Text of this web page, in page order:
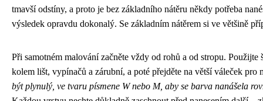
tmavší odstíny, a proto je bez základního nátěru někdy potřeba
výsledek opravdu dokonalý. Se základním nátěrem si ve většině
Při samotném malování začněte vždy od rohů a od stropu. Použijte
kolem lišt, vypínačů a zárubní, a poté přejděte na větší váleček
být plynulý, ve tvaru písmene W nebo M, aby se barva nanášela